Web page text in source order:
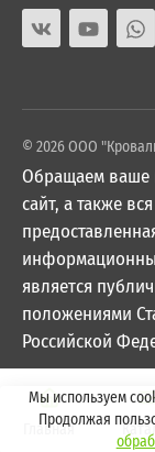
© 2026 ООО
Обращаем ваше
сайт, а также
является
положениями
Российской
Мы используем
Продолжая
Главная